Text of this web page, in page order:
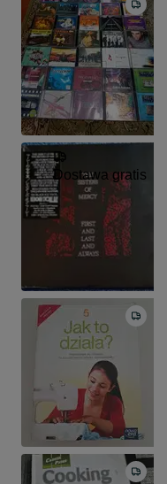
Dostawa gratis